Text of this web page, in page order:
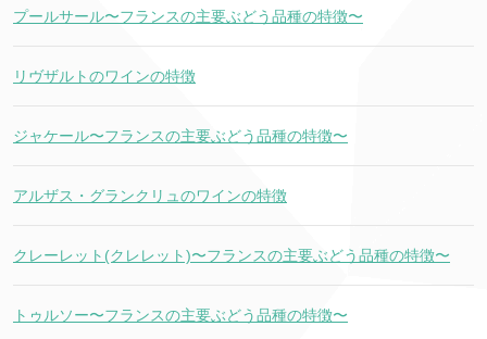
プールサール〜フランスの主要ぶどう品種の特徴〜
リヴザルトのワインの特徴
ジャケール〜フランスの主要ぶどう品種の特徴〜
アルザス・グランクリュのワインの特徴
クレーレット(クレレット)〜フランスの主要ぶどう品種の特徴〜
トゥルソー〜フランスの主要ぶどう品種の特徴〜